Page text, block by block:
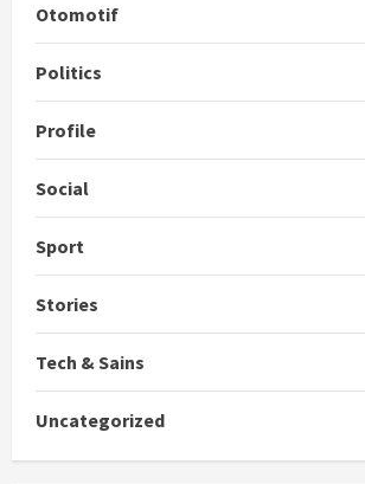
Otomotif
Politics
Profile
Social
Sport
Stories
Tech & Sains
Uncategorized